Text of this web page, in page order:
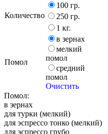
из 5
Количество
100 гр.
250 гр.
1 кг.
Помол
в зернах
мелкий
помол
средний
помол
Очистить
Помол:
в зернах
для турки (мелкий)
для эспрессо тонко (мелкий)
для эспрессо грубо